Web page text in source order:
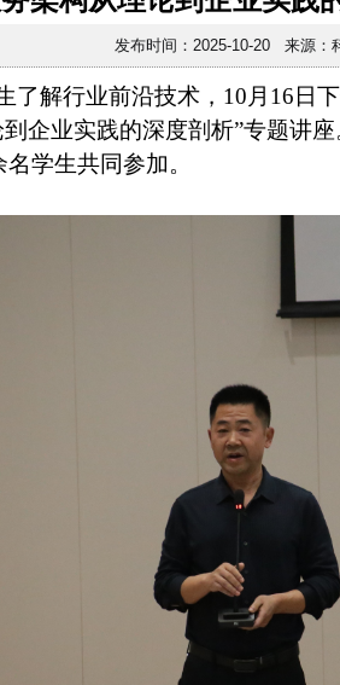
发布时间：2025-10-20 来源
了解行业前沿技术，10月16日
企业实践的深度剖析”专题讲
学生共同参加。